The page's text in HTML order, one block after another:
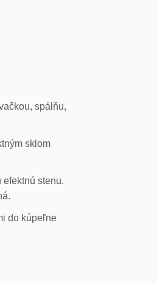
spálňu,
sklom
stenu.
do kúpeľne